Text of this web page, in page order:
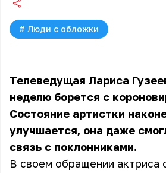
# Люди с обложки
Телеведущая Лариса
неделю борется с
Состояние артистки
улучшается, она даже
связь с поклонниками.
В своем обращении актриса